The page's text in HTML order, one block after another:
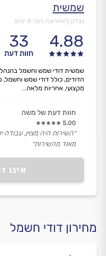
שמשית
נבדק לאחרונה לפני 4 ימים
4.88
33
חוות דעת
אינו
שמשית דודי שמש וחשמל
הדודים, כולל דודי שמש וחשמל,
מקצועי, אחריות מלאה...
חוות דעת של משה
5.00
״השירות היה מצוין, עבודה
מאוד מהשירות״
מחירון דודי חשמל